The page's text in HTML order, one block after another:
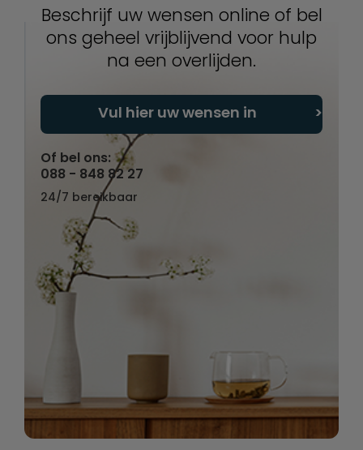
Beschrijf uw wensen online of bel
ons geheel vrijblijvend voor hulp
na een overlijden.
Vul hier uw wensen in
Of bel ons:
088 - 848 82 27
24/7 bereikbaar